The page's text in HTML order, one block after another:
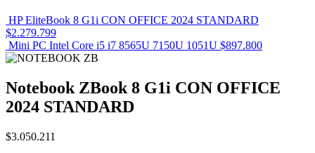
HP EliteBook 8 G1i CON OFFICE 2024 STANDARD
$2.279.799
Mini PC Intel Core i5 i7 8565U 7150U 1051U $897.800
Notebook ZBook 8 G1i CON OFFICE
2024 STANDARD
$3.050.211